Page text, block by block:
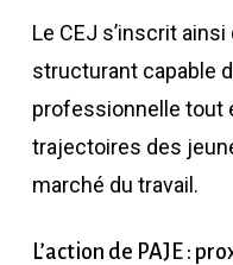
Le CEJ s’inscrit
structurant capable
professionnelle tout
trajectoires des
marché du travail.
L’action de PAJE :